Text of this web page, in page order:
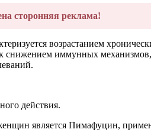
сторонняя реклама!
возрастанием
иммунных
действия.
является Пимафуцин,